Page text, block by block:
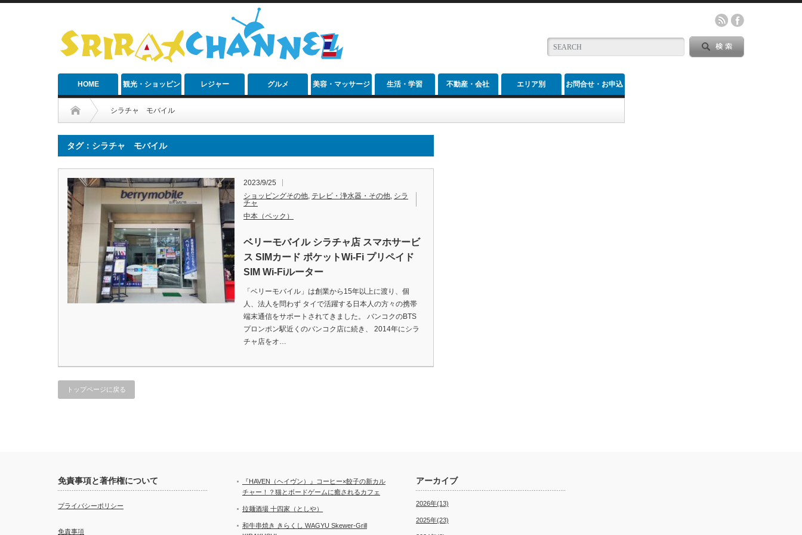
HOME 観光・ショッピン レジャー グルメ 美容・マッサージ 生活・学習 不動産・会社 エリア別 お問合せ・お申込
シラチャ モバイル
タグ：シラチャ モバイル
2023/9/25
ショッピングその他, テレビ・浄水器・その他, シラ
チャ
中本（ペック）
ベリーモバイル シラチャ店 スマホサービ
ス SIMカード ポケットWi-Fi プリペイド
SIM Wi-Fiルーター
「ベリーモバイル」は創業から15年以上に渡り、個
人、法人を問わず タイで活躍する日本人の方々の携帯
端末通信をサポートされてきました。 バンコクのBTS
プロンポン駅近くのバンコク店に続き、 2014年にシラ
チャ店をオ…
トップページに戻る
免責事項と著作権について
プライバシーポリシー
免責事項
『HAVEN（ヘイヴン）』コーヒー×餃子の新カル
チャー！？猫とボードゲームに癒されるカフェ
拉麺酒場 十四家（としや）
和牛串焼き きらくし WAGYU Skewer-Grill
アーカイブ
2026年(13)
2025年(23)